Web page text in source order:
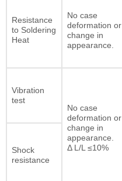
Resistance
to Soldering
Heat
No case
deformation or
change in
appearance.
Vibration
test
No case
deformation or
change in
appearance.
Δ L/L ≤10%
Shock
resistance